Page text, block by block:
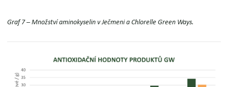
Graf 7 – Množství aminokyselin v Ječmeni a Chlorelle Green Ways.